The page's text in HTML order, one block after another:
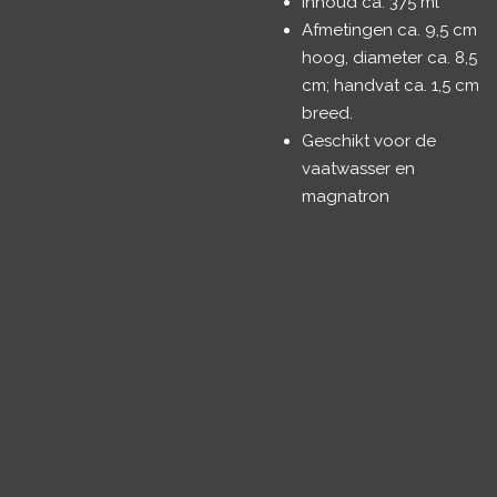
Afmetingen ca. 9,5 cm
hoog, diameter ca. 8,5
cm; handvat ca. 1,5 cm
breed.
Geschikt voor de
vaatwasser en
magnatron